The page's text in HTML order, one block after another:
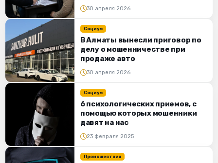
30 апреля 2026
Социум
В Алматы вынесли приговор по
делу о мошенничестве при
продаже авто
30 апреля 2026
Социум
6 психологических приемов, с
помощью которых мошенники
давят на нас
23 февраля 2025
Происшествия